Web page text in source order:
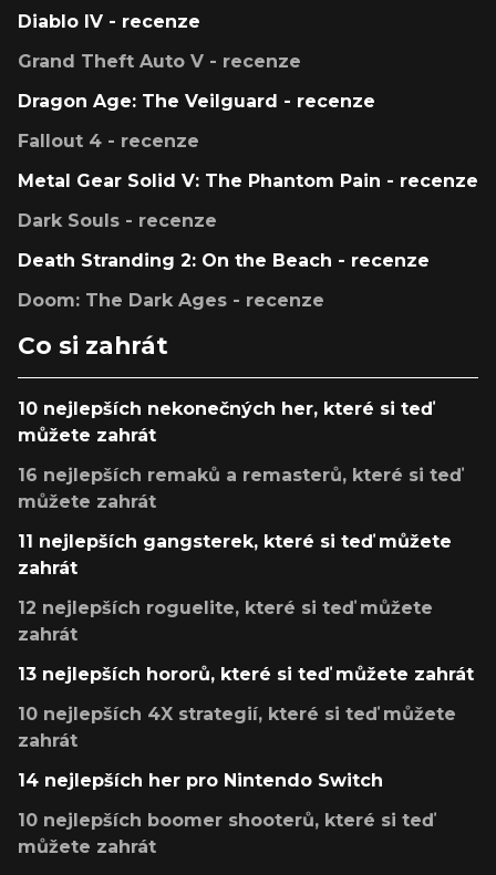
Diablo IV - recenze
Grand Theft Auto V - recenze
Dragon Age: The Veilguard - recenze
Fallout 4 - recenze
Metal Gear Solid V: The Phantom Pain - recenze
Dark Souls - recenze
Death Stranding 2: On the Beach - recenze
Doom: The Dark Ages - recenze
Co si zahrát
10 nejlepších nekonečných her, které si teď
můžete zahrát
16 nejlepších remaků a remasterů, které si teď
můžete zahrát
11 nejlepších gangsterek, které si teď můžete
zahrát
12 nejlepších roguelite, které si teď můžete
zahrát
13 nejlepších hororů, které si teď můžete zahrát
10 nejlepších 4X strategií, které si teď můžete
zahrát
14 nejlepších her pro Nintendo Switch
10 nejlepších boomer shooterů, které si teď
můžete zahrát